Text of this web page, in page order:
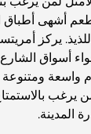
الخليج
على نجمة
أشهى أطباق
يركز
أسواق الشارع
واسعة
يرغب
المدينة.